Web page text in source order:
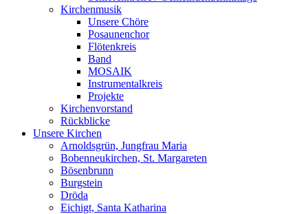
Kirchenmusik
Unsere Chöre
Posaunenchor
Flötenkreis
Band
MOSAIK
Instrumentalkreis
Projekte
Kirchenvorstand
Rückblicke
Unsere Kirchen
Arnoldsgrün, Jungfrau Maria
Bobenneukirchen, St. Margareten
Bösenbrunn
Burgstein
Dröda
Eichigt, Santa Katharina